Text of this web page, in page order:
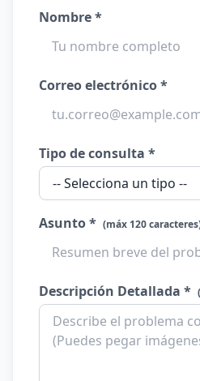
Nombre *
Correo electrónico *
Tipo de consulta *
Asunto * (máx 120
Descripción Detallada *